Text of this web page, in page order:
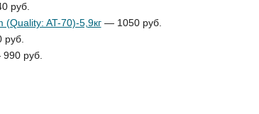
руб.
AT-70)-5,9кг— 1050 руб.
руб.